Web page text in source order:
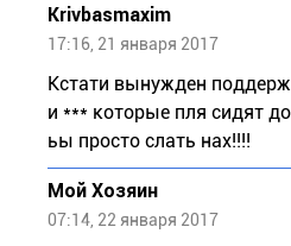
Krivbasmaxim
17:16, 21 января 2017
Кстати вынужден
и *** которые пля сидят
ьы просто слать нах!!!!
Мой Хозяин
07:14, 22 января 2017